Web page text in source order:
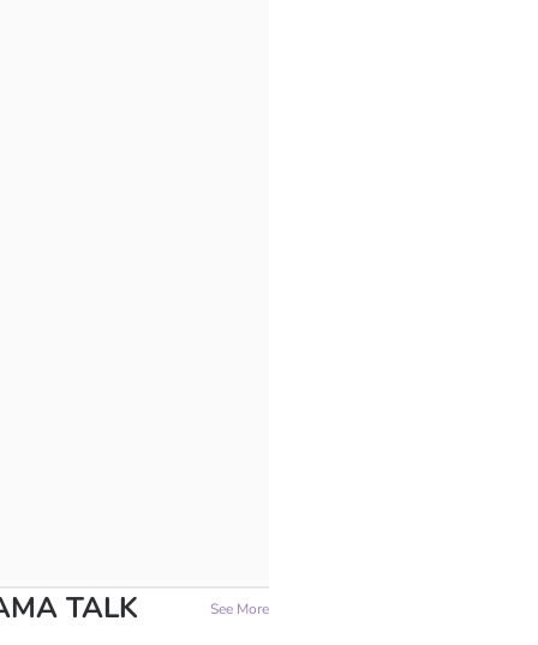
TALK See More